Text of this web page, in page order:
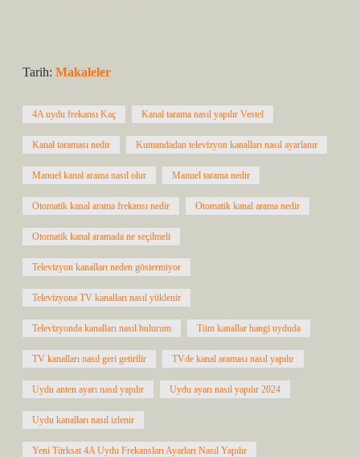
Tarih: Makaleler
4A uydu frekansı Kaç Kanal tarama nasıl yapılır Vestel
Kanal taraması nedir Kumandadan televizyon kanalları nasıl ayarlanır
Manuel kanal arama nasıl olur Manuel tarama nedir
Otomatik kanal arama frekansı nedir Otomatik kanal arama nedir
Otomatik kanal aramada ne seçilmeli
Televizyon kanalları neden göstermiyor
Televizyona TV kanalları nasıl yüklenir
Televizyonda kanalları nasıl bulurum Tüm kanallar hangi uyduda
TV kanalları nasıl geri getirilir TVde kanal araması nasıl yapılır
Uydu anten ayarı nasıl yapılır Uydu ayarı nasıl yapılır 2024
Uydu kanalları nasıl izlenir
Yeni Türksat 4A Uydu Frekansları Ayarları Nasıl Yapılır